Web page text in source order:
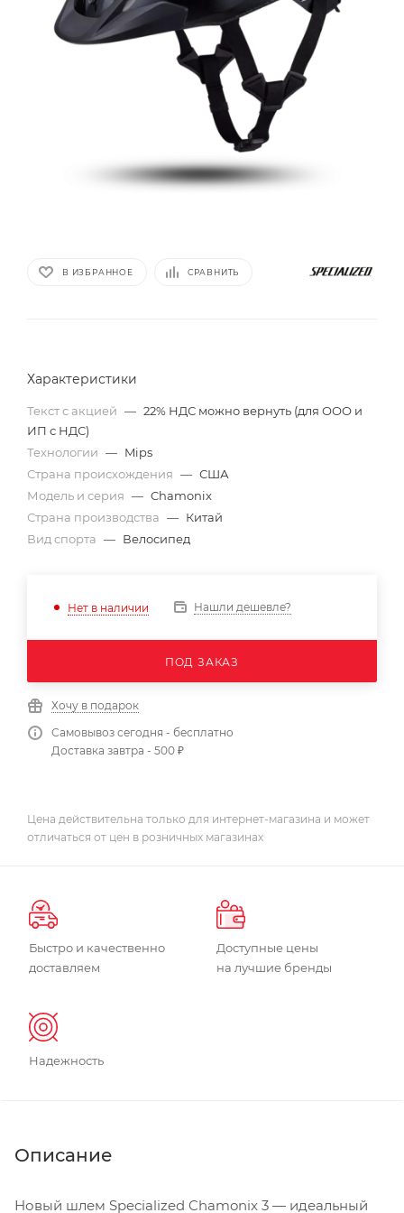
В ИЗБРАННОЕ СРАВНИТЬ
Характеристики
Текст с акцией — 22% НДС можно вернуть (для ООО и
ИП с НДС)
Технологии — Mips
Страна происхождения — США
Модель и серия — Chamonix
Страна производства — Китай
Вид спорта — Велосипед
Нет в наличии Нашли дешевле?
ПОД ЗАКАЗ
Хочу в подарок
Самовывоз сегодня - бесплатно
Доставка завтра - 500 ₽
Цена действительна только для интернет-магазина и может
отличаться от цен в розничных магазинах
Быстро и качественно
доставляем
Доступные цены
на лучшие бренды
Надежность
Описание
Новый шлем Specialized Chamonix 3 — идеальный